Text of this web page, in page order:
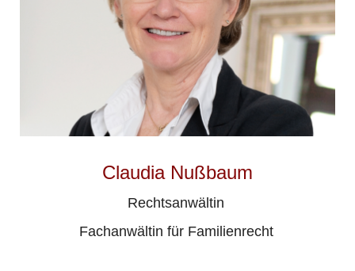
Claudia Nußbaum
Rechtsanwältin
Fachanwältin für Familienrecht